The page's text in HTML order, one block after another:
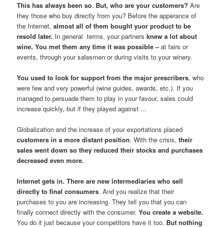
This has always been so. But, who are your customers? Are
they those who buy directly from you? Before the apperance of
the Internet,almost all of them bought yuor product to be
resold later. In general terms, your partnersknew a lot about
wine. You met them any time it was possible –at fairs or
events, through your salesmen or during visits to your winery.
You used to look for support from the major prescribers, who
were few and very powerful (wine guides, awards, etc.). If you
managed to persuade themto play in your favour, sales could
increase quickly, but if they played against …
Globalization and the increase of your exportations placed
customers in a more distant position. With the crisis,their
sales went down so they reduced their stocks and purchases
decreased even more.
Internet gets in. There are new intermediaries who sell
directly to final consumers. And you realize that their
purchases to you are increasing. They tell you that you can
finally connect directly with the consumer.You create a website.
You do it just because your competitors have it too. But nothing